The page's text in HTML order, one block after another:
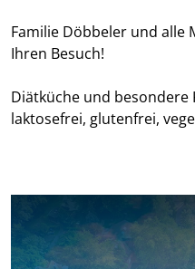
Familie Döbbeler und alle
Ihren Besuch!
Diätküche und besondere
laktosefrei, glutenfrei,